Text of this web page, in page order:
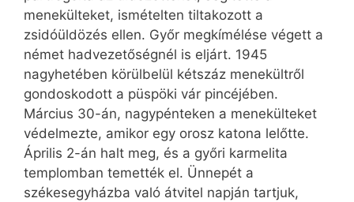
menekülteket, ismételten tiltakozott a
zsidóüldözés ellen. Győr megkímélése végett a
német hadvezetőségnél is eljárt. 1945
nagyhetében körülbelül kétszáz menekültről
gondoskodott a püspöki vár pincéjében.
Március 30-án, nagypénteken a menekülteket
védelmezte, amikor egy orosz katona lelőtte.
Április 2-án halt meg, és a győri karmelita
templomban temették el. Ünnepét a
székesegyházba való átvitel napján tartjuk,